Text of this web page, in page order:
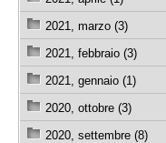
2021, marzo (3)
2021, febbraio (3)
2021, gennaio (1)
2020, ottobre (3)
2020, settembre (8)